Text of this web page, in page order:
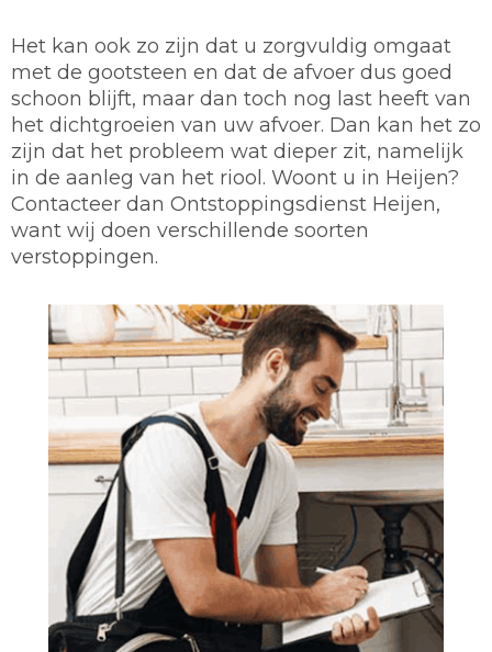
Het kan ook zo zijn dat u zorgvuldig omgaat
met de gootsteen en dat de afvoer dus goed
schoon blijft, maar dan toch nog last heeft van
het dichtgroeien van uw afvoer. Dan kan het zo
zijn dat het probleem wat dieper zit, namelijk
in de aanleg van het riool. Woont u in Heijen?
Contacteer dan Ontstoppingsdienst Heijen,
want wij doen verschillende soorten
verstoppingen.